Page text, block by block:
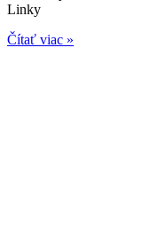
Linky
Čítať viac »